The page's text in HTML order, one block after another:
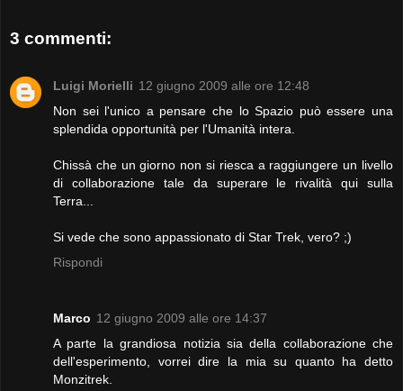
3 commenti:
Luigi Morielli 12 giugno 2009 alle ore 12:48
Non sei l'unico a pensare che lo Spazio può essere una
splendida opportunità per l'Umanità intera.
Chissà che un giorno non si riesca a raggiungere un livello
di collaborazione tale da superare le rivalità qui sulla
Terra...
Si vede che sono appassionato di Star Trek, vero? ;)
Rispondi
Marco 12 giugno 2009 alle ore 14:37
A parte la grandiosa notizia sia della collaborazione che
dell'esperimento, vorrei dire la mia su quanto ha detto
Monzitrek.